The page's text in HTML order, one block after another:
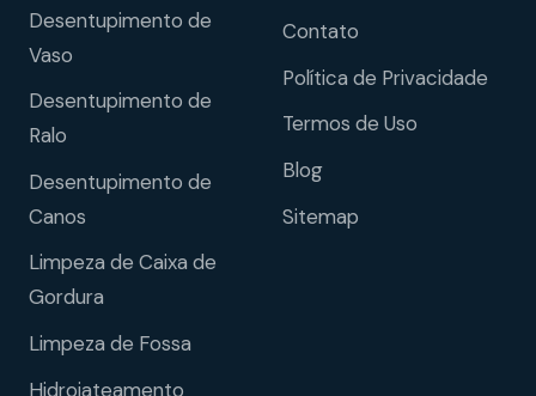
Desentupimento de
Vaso
Desentupimento de
Ralo
Desentupimento de
Canos
Limpeza de Caixa de
Gordura
Limpeza de Fossa
Hidrojateamento
Contato
Política de Privacidade
Termos de Uso
Blog
Sitemap